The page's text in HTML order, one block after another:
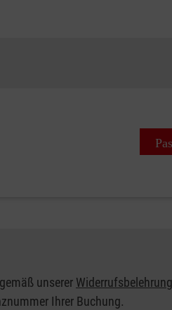
unserer Widerrufsbelehrung
Ihrer Buchung.